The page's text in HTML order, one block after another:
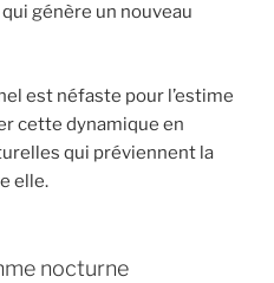
génère un nouveau
est néfaste pour l’estime
cette dynamique en
qui préviennent la
elle.
nocturne